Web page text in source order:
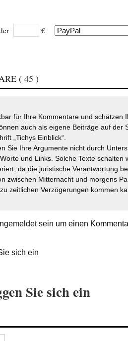
€
( 45 )
für Ihre Kommentare und schätzen
auch als eigene Beiträge auf der
„Tichys Einblick“.
Sie Ihre Argumente nicht durch
und Links. Solche Texte schalten
da die juristische Verantwortung
zwischen Mitternacht und morgens
zeitlichen Verzögerungen kommen
sein um einen
sich ein
Sie sich ein